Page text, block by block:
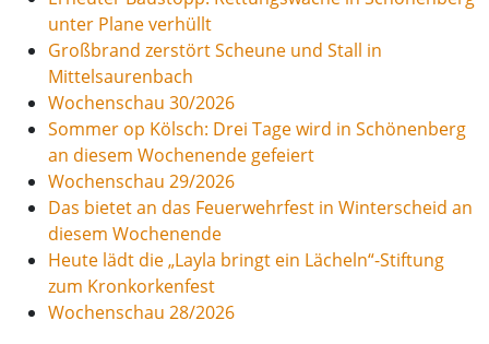
unter Plane verhüllt
Großbrand zerstört Scheune und Stall in
Mittelsaurenbach
Wochenschau 30/2026
Sommer op Kölsch: Drei Tage wird in Schönenberg
an diesem Wochenende gefeiert
Wochenschau 29/2026
Das bietet an das Feuerwehrfest in Winterscheid an
diesem Wochenende
Heute lädt die „Layla bringt ein Lächeln“-Stiftung
zum Kronkorkenfest
Wochenschau 28/2026